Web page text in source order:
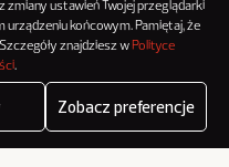
ustawień Twojej przeglądarki
urządzeniu końcowym. Pamiętaj, że
znajdziesz w Polityce
.
Zobacz preferencje